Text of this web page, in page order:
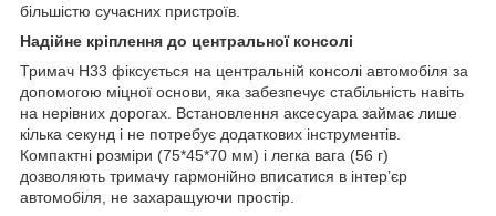
більшістю сучасних пристроїв.
Надійне кріплення до центральної консолі
Тримач H33 фіксується на центральній консолі автомобіля за
допомогою міцної основи, яка забезпечує стабільність навіть
на нерівних дорогах. Встановлення аксесуара займає лише
кілька секунд і не потребує додаткових інструментів.
Компактні розміри (75*45*70 мм) і легка вага (56 г)
дозволяють тримачу гармонійно вписатися в інтер’єр
автомобіля, не захаращуючи простір.